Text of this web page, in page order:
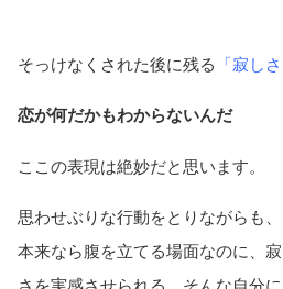
そっけなくされた後に残る 「寂しさ
恋が何だかもわからないんだ
ここの表現は絶妙だと思います。
思わせぶりな行動をとりながらも
本来なら腹を立てる場面なのに、